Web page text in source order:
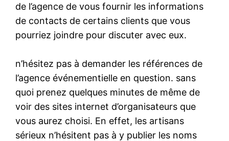
de l’agence de vous fournir les informations
de contacts de certains clients que vous
pourriez joindre pour discuter avec eux.
n’hésitez pas à demander les références de
l’agence événementielle en question. sans
quoi prenez quelques minutes de même de
voir des sites internet d’organisateurs que
vous aurez choisi. En effet, les artisans
sérieux n’hésitent pas à y publier les noms